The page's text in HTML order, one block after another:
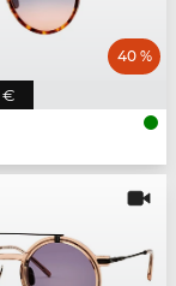
€
40 %